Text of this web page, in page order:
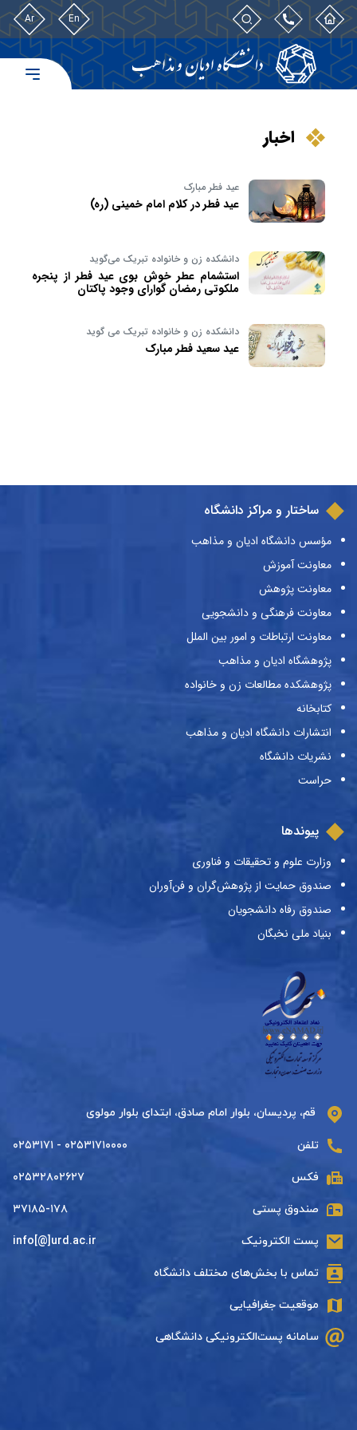
En
Ar
اخبار
عید فطر مبارک
عید فطر در کلام امام خمینی (ره)
دانشکده زن و خانواده تبریک می‌گوید
استشمام عطر خوش بوی عید فطر از پنجره
ملکوتی رمضان گوارای وجود پاکتان
دانشکده زن و خانواده تبریک می گوید
عید سعید فطر مبارک
ساختار و مراکز دانشگاه
مؤسس دانشگاه ادیان و مذاهب
معاونت آموزش
معاونت پژوهش
معاونت فرهنگی و دانشجویی
معاونت ارتباطات و امور بین الملل
پژوهشگاه ادیان و مذاهب
پژوهشکده مطالعات زن و خانواده
کتابخانه
انتشارات دانشگاه ادیان و مذاهب
نشریات دانشگاه
حراست
پیوندها
وزارت علوم و تحقیقات و فناوری
صندوق حمایت از پژوهش‌گران و فن‌آوران
صندوق رفاه دانشجویان
بنیاد ملی نخبگان
قم، پردیسان، بلوار امام صادق، ابتدای بلوار مولوی
تلفن ۰۲۵۳۱۷۱۰۰۰۰ - ۰۲۵۳۱۷۱
فکس ۰۲۵۳۲۸۰۲۶۲۷
صندوق پستی ۳۷۱۸۵-۱۷۸
پست الکترونیک info[@]urd.ac.ir
تماس با بخش‌های مختلف دانشگاه
موقعیت جغرافیایی
سامانه پست‌الکترونیکی دانشگاهی